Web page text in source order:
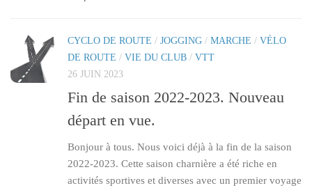
CYCLO DE ROUTE / JOGGING / MARCHE / VÉLO
DE ROUTE / VIE DU CLUB / VTT
26 JUIN 2023
Fin de saison 2022-2023. Nouveau
départ en vue.
Bonjour à tous. Nous voici déjà à la fin de la saison
2022-2023. Cette saison charnière a été riche en
activités sportives et diverses avec un premier voyage